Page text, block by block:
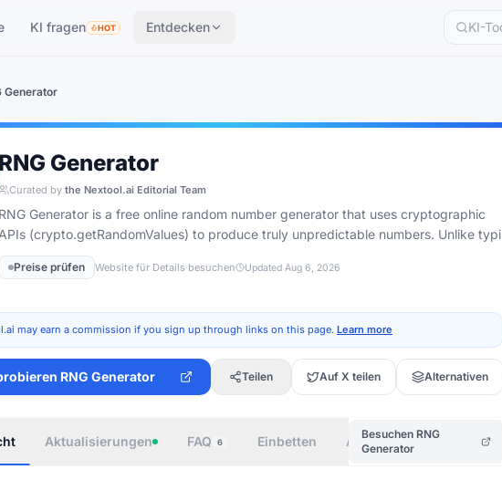
Tools
KI fragen HOT Entdecken
Generator
RNG Generator
Curated by the Nextool.ai Editorial Team
RNG Generator is a free online random number generator that uses cryptographic
APIs (crypto.getRandomValues) to produce truly unpredictable numbers. Unlike typi
Preise prüfen Website für Details besuchen Updated Aug 6, 2026
may earn a commission if you sign up through links on this page. Learn more
RNG Generator Teilen Auf X teilen Alternativen
Aktualisierungen FAQ 6 Einbetten AutorBesuchen RNG
Generator